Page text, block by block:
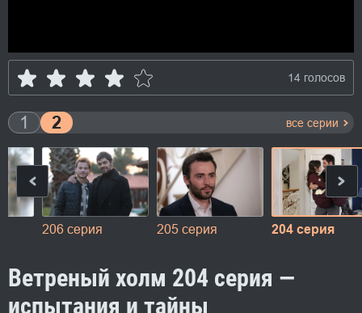
14 голосов
1 2 все серии
206 серия 205 серия 204 серия
Ветреный холм 204 серия —
испытания и тайны